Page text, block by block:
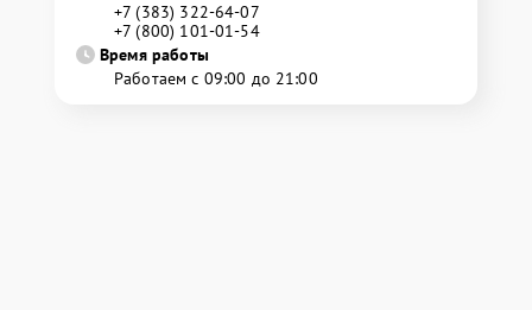
+7 (383) 322-64-07
+7 (800) 101-01-54
Время работы
Работаем с 09:00 до 21:00